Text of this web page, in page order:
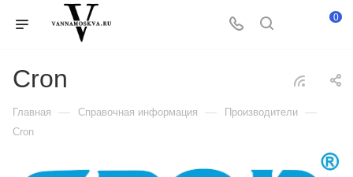
0
Cron
Главная — Справочная информация — Производители —
Cron